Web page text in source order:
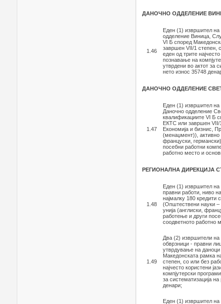
ДАНОЧНО ОДДЕЛЕНИЕ
1.46
Еден (1) извршител
одделение Виница,
VI Б според
завршен VII/1 степен,
еден од трите
познавање на
утврдени во актот за
нето износ 35748
ДАНОЧНО ОДДЕЛЕНИЕ
1.47
Еден (1) извршител на
Даночно одделение
квалификациите VI Б
ЕКТС или завршен VII/
Економија и бизнис,
(менаџмент)), активно
француски,
посебни работни
работно место и
РЕГИОНАЛНА ДИРЕКЦИЈА
1.48
Еден (1) извршител
правни работи, ниво
најмалку 180 кредити
(Општествени науки –
унија (англиски,
работење и други
соодветното работно
1.49
Два (2) извршители на
обврзници - правни
утврдување на
Македонската рамка
степен, со или без
најчесто користени
компјутерски
за систематизација
денари;
Еден (1) извршител